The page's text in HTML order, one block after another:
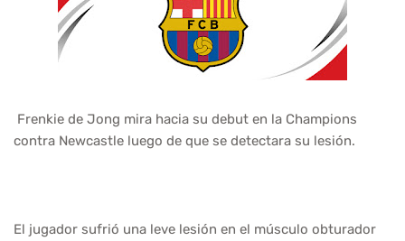
Frenkie de Jong mira hacia su debut en la Champions
contra Newcastle luego de que se detectara su lesión.
El jugador sufrió una leve lesión en el músculo obturador